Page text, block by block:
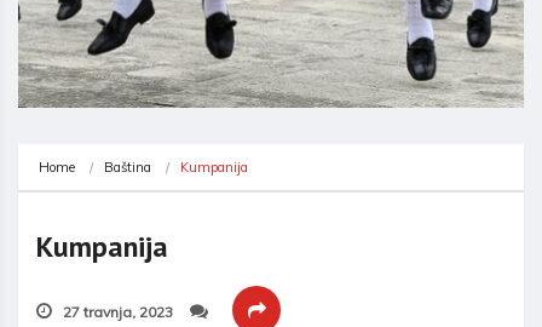
Home Baština Kumpanija
Kumpanija
27 travnja, 2023